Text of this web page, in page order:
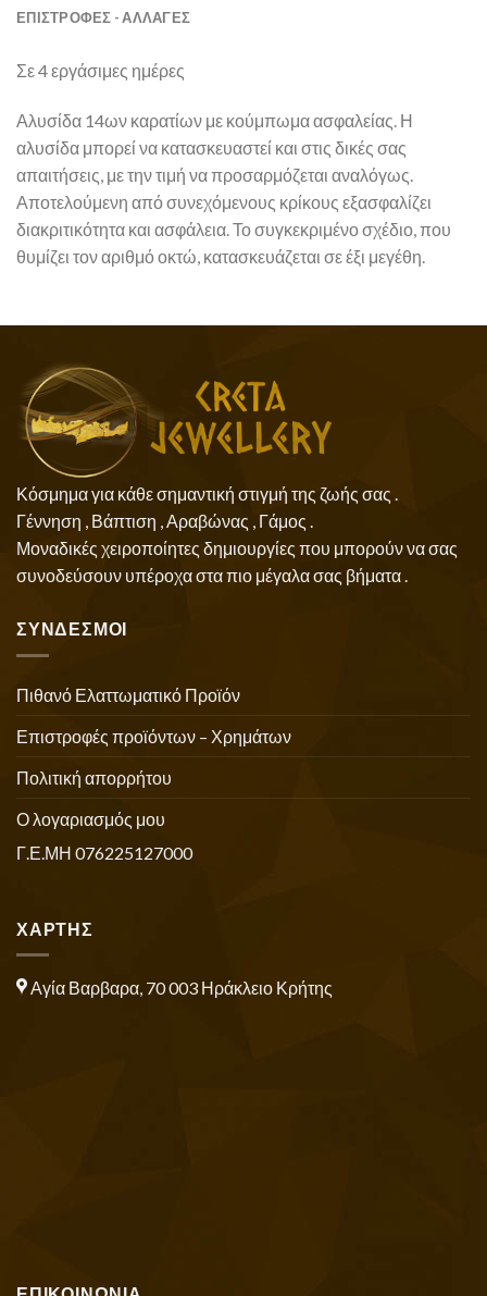
ΕΠΙΣΤΡΟΦΕΣ - ΑΛΛΑΓΕΣ
Σε 4 εργάσιμες ημέρες
Αλυσίδα 14ων καρατίων με κούμπωμα ασφαλείας. Η
αλυσίδα μπορεί να κατασκευαστεί και στις δικές σας
απαιτήσεις, με την τιμή να προσαρμόζεται αναλόγως.
Αποτελούμενη από συνεχόμενους κρίκους εξασφαλίζει
διακριτικότητα και ασφάλεια. Το συγκεκριμένο σχέδιο, που
θυμίζει τον αριθμό οκτώ, κατασκευάζεται σε έξι μεγέθη.
Κόσμημα για κάθε σημαντική στιγμή της ζωής σας .
Γέννηση , Βάπτιση , Αραβώνας , Γάμος .
Μοναδικές χειροποίητες δημιουργίες που μπορούν να σας
συνοδεύσουν υπέροχα στα πιο μέγαλα σας βήματα .
ΣΥΝΔΕΣΜΟΙ
Πιθανό Ελαττωματικό Προϊόν
Επιστροφές προϊόντων – Χρημάτων
Πολιτική απορρήτου
Ο λογαριασμός μου
Γ.Ε.ΜΗ 076225127000
ΧΑΡΤΗΣ
Αγία Βαρβαρα, 70 003 Ηράκλειο Κρήτης